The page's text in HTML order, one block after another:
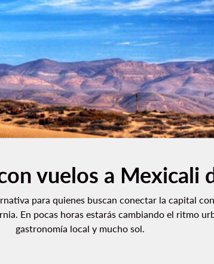
vuelos a Mexicali
para quienes buscan conectar la capital
En pocas horas estarás cambiando el ritmo
gastronomía local y mucho sol.